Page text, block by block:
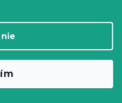
do U SMART
Do Košíka